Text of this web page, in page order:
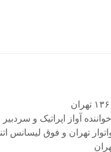
خواننده آواز اپراتیک و
تهران و فوق لیسانس